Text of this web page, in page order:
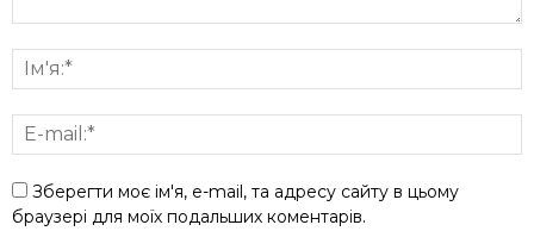
Зберегти моє ім'я, e-mail, та адресу сайту в цьому
браузері для моїх подальших коментарів.